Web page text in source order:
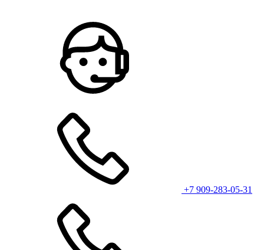
+7 909-283-05-31